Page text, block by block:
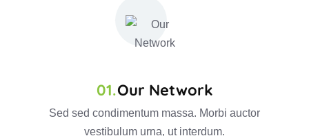
Our Network
Sed sed condimentum massa. Morbi auctor
vestibulum urna, ut interdum.